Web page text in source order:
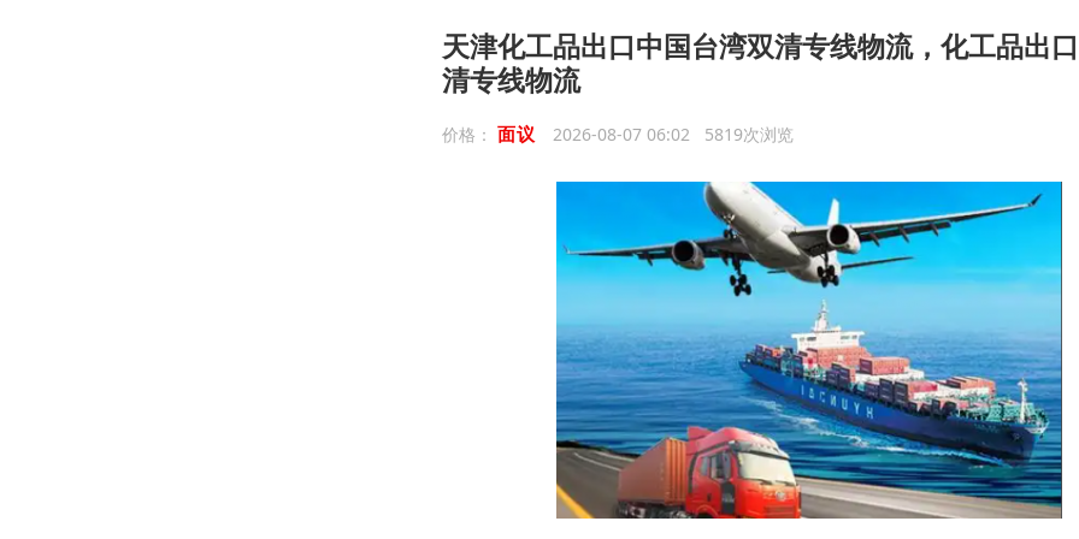
天津化工品出口中国台湾双清专线物流，化工品出
清专线物流
价格： 面议 2026-08-07 06:02 5819次浏览